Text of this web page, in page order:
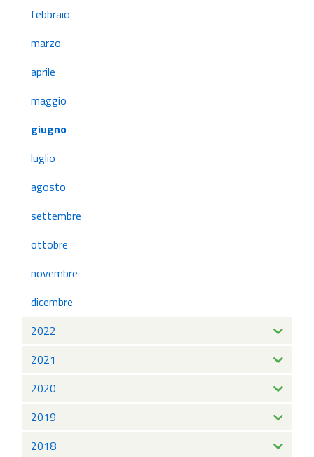
febbraio
marzo
aprile
maggio
giugno
luglio
agosto
settembre
ottobre
novembre
dicembre
2022
2021
2020
2019
2018